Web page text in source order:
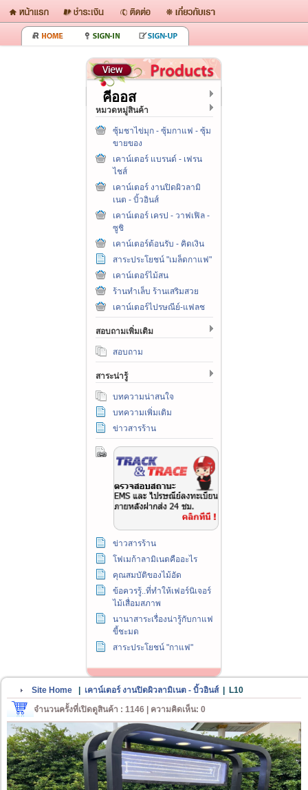
คีออส
หมวดหมู่สินค้า
ซุ้มชาไข่มุก - ซุ้มกาแฟ - ซุ้ม
ขายของ
เคาน์เตอร์ แบรนด์ - เฟรน
ไชส์
เคาน์เตอร์ งานปิดผิวลามิ
เนต - บิ้วอินส์
เคาน์เตอร์ เครป - วาฟเฟิล -
ซูชิ
เคาน์เตอร์ต้อนรับ - คิดเงิน
สาระประโยชน์ "เมล็ดกาแฟ"
เคาน์เตอร์ไม้สน
ร้านทำเล็บ ร้านเสริมสวย
เคาน์เตอร์ไปรษณีย์-แฟลช
สอบถามเพิ่มเติม
สอบถาม
สาระน่ารู้
บทความน่าสนใจ
บทความเพิ่มเติม
ข่าวสารร้าน
ข่าวสารร้าน
โฟเมก้าลามิเนตคืออะไร
คุณสมบัติของไม้อัด
ข้อควรรู้..ที่ทำให้เฟอร์นิเจอร์
ไม้เสื่อมสภาพ
นานาสาระเรื่องน่ารู้กับกาแฟ
ขี้ชะมด
สาระประโยชน์ "กาแฟ"
Site Home เคาน์เตอร์ งานปิดผิวลามิเนต - บิ้วอินส์|
L10
จำนวนครั้งที่เปิดดูสินค้า : 1146 | ความคิดเห็น: 0